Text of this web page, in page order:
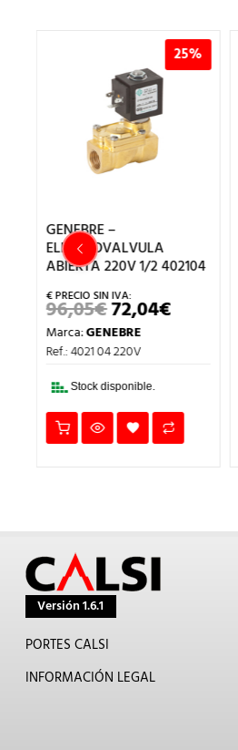
25%
GENEBRE –
ELECTROVALVULA
ABIERTA 220V 1/2 402104
96,05€EL
PRECIO
ORIGINAL
ERA:
72,04€EL
PRECIO
Marca:GENEBRE
Ref.: 4021 04 220V
Stock disponible.
Versión 1.6.1
PORTES CALSI
INFORMACIÓN LEGAL